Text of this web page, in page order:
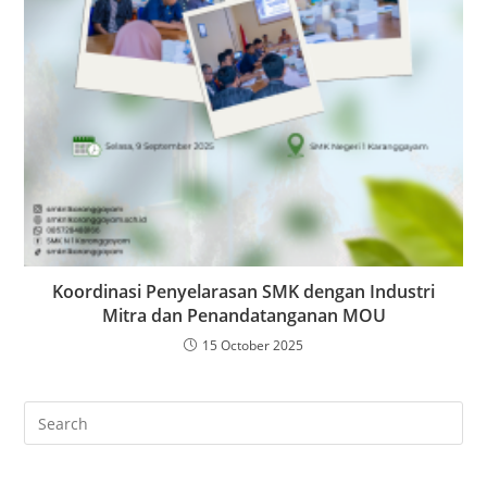
Koordinasi Penyelarasan SMK dengan Industri
Mitra dan Penandatanganan MOU
15 October 2025
Search
for: